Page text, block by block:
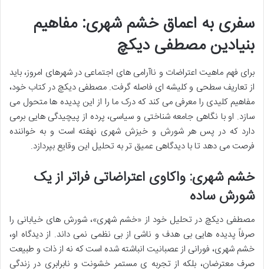
سفری به اعماق خشم شهری: مفاهیم
بنیادین مصطفی دیکچ
برای فهم ماهیت اعتراضات و ناآرامی های اجتماعی در شهرهای امروز، باید
از تعاریف سطحی و کلیشه ای فاصله گرفت. مصطفی دیکچ در کتاب خود،
مفاهیم کلیدی را معرفی می کند که درک ما را از این پدیده ها متحول می
سازد. او با نگاهی جامعه شناختی و سیاسی، پرده از پیچیدگی هایی برمی
دارد که در پس هر شورش و خیزش شهری نهفته است و به خواننده
فرصت می دهد تا با دیدگاهی عمیق تر به تحلیل این وقایع بپردازد.
خشم شهری: واکاوی اعتراضاتی فراتر از یک
شورش ساده
مصطفی دیکچ در تحلیل خود از «خشم شهری»، شورش های خیابانی را
صرفاً پدیده هایی بی هدف و ناشی از بی نظمی نمی داند. از دیدگاه او،
خشم شهری، فورانی از عصبانیت انباشته شده است که نه از ذات و طبیعت
صرف معترضان، بلکه از تجربه ی مستمر خشونت و نابرابری در زندگی